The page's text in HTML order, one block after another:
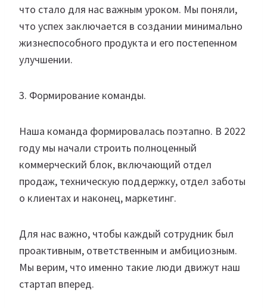
что стало для нас важным уроком. Мы поняли,
что успех заключается в создании минимально
жизнеспособного продукта и его постепенном
улучшении.
3. Формирование команды.
Наша команда формировалась поэтапно. В 2022
году мы начали строить полноценный
коммерческий блок, включающий отдел
продаж, техническую поддержку, отдел заботы
о клиентах и наконец, маркетинг.
Для нас важно, чтобы каждый сотрудник был
проактивным, ответственным и амбициозным.
Мы верим, что именно такие люди движут наш
стартап вперед.